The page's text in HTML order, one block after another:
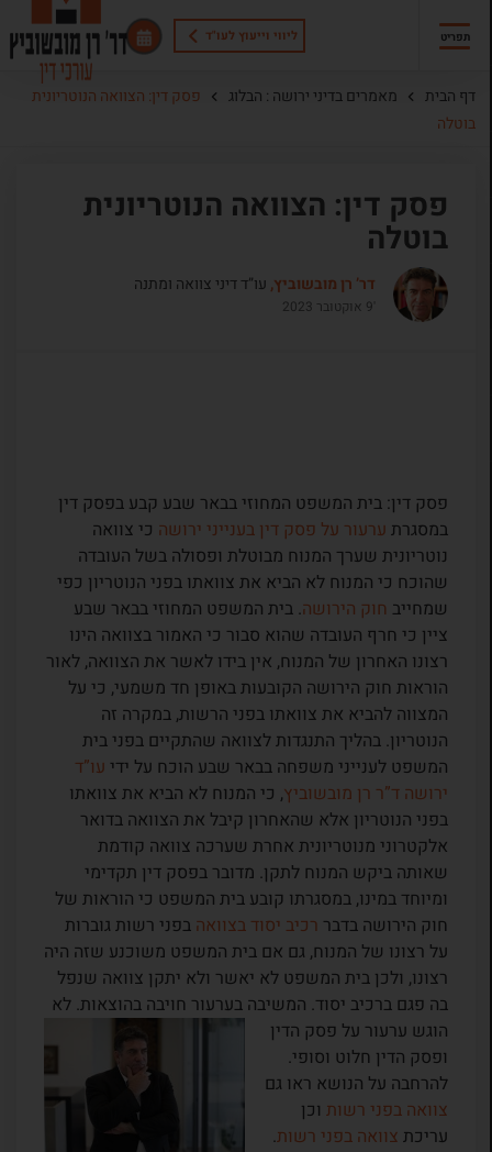
ליווי וייעוץ לעו"ד תפריט
דף הבית מאמרים בדיני ירושה : הבלוג
פסק דין: הצוואה הנוטריונית
בוטלה
פסק דין: הצוואה הנוטריונית
בוטלה
דר’ רן מובשוביץ,עו”ד דיני צוואה ומתנה
פסק דין: בית המשפט המחוזי בבאר שבע קבע בפסק דין
במסגרת ערעור על פסק דין בענייני ירושהכי צוואה
נוטריונית שערך המנוח מבוטלת ופסולה בשל העובדה
שהוכח כי המנוח לא הביא את צוואתו בפני הנוטריון כפי
שמחייב חוק הירושה. בית המשפט המחוזי בבאר שבע
ציין כי חרף העובדה שהוא סבור כי האמור בצוואה הינו
רצונו האחרון של המנוח, אין בידו לאשר את הצוואה, לאור
הוראות חוק הירושה הקובעות באופן חד משמעי, כי על
המצווה להביא את צוואתו בפני הרשות, במקרה זה
הנוטריון. בהליך התנגדות לצוואה שהתקיים בפני בית
המשפט לענייני משפחה בבאר שבע הוכח על ידי עו”ד
ירושה ד”ר רן מובשוביץ, כי המנוח לא הביא את צוואתו
בפני הנוטריון אלא שהאחרון קיבל את הצוואה בדואר
אלקטרוני מנוטריונית אחרת שערכה צוואה קודמת
שאותה ביקש המנוח לתקן. מדובר בפסק דין תקדימי
ומיוחד במינו, במסגרתו קובע בית המשפט כי הוראות של
חוק הירושה בדבר רכיב יסוד בצוואהבפני רשות גוברות
על רצונו של המנוח, גם אם בית המשפט משוכנע שזה היה
רצונו, ולכן בית המשפט לא יאשר ולא יתקן צוואה שנפל
בה פגם ברכיב יסוד. המשיבה בערעור חויבה בהוצאות. לא
הוגש ערעור על פסק הדין
ופסק הדין חלוט וסופי.
להרחבה על הנושא ראו גם
צוואה בפני רשותוכן
עריכת צוואה בפני רשות.